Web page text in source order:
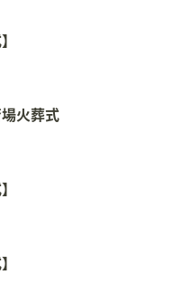
火葬式